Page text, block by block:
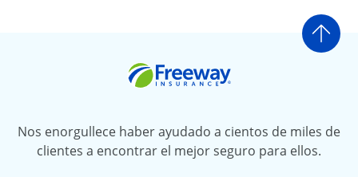
Ir
Nos enorgullece haber ayudado a cientos de miles de
clientes a encontrar el mejor seguro para ellos.